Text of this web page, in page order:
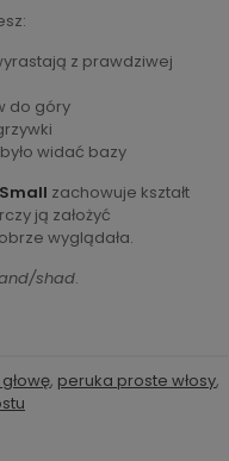
z prawdziwej
do góry
widać bazy
zachowuje kształt
ją założyć
wyglądała.
shad.
, peruka proste włosy,